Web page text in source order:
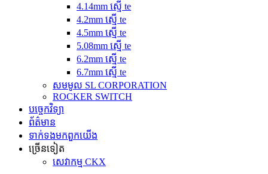
4.14mm ស្មើ te
4.2mm ស្មើ te
4.5mm ស្មើ te
5.08mm ស្មើ te
6.2mm ស្មើ te
6.7mm ស្មើ te
សមមូល SL CORPORATION
ROCKER SWITCH
បច្ចេកវិទ្យា
ព័ត៌មាន
ទាក់ទង​មក​ពួក​យើង
ច្រើនទៀត
សេវាកម្ម CKX